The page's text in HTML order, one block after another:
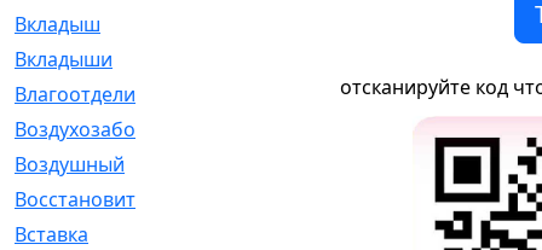
Вкладыш
Вкладыши
Влагоотделитель
Воздухозаборник
Воздушный
Восстановительный
Вставка
отсканируйте код